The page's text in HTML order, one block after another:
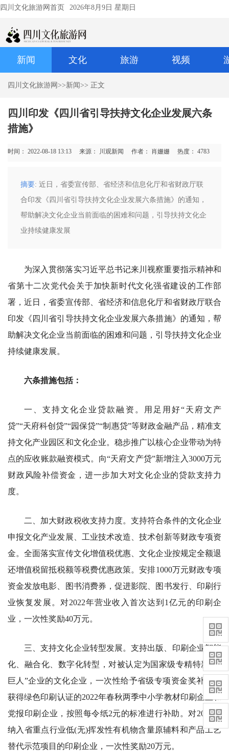
四川文化旅游网首页 2026年8月9日 星期日
新闻 文化 旅游 视频
四川文化旅游网 >>新闻>> 正文
四川印发《四川省引导扶持文化企业发展六条
措施》
时间： 2022-08-18 13:13 来源： 川观新闻 作者： 肖姗姗 热度： 4783
摘要: 近日，省委宣传部、省经济和信息化厅和省财政厅联
合印发《四川省引导扶持文化企业发展六条措施》的通知，
帮助解决文化企业当前面临的困难和问题，引导扶持文化企
业持续健康发展
为深入贯彻落实习近平总书记来川视察重要指示精神和
省第十二次党代会关于加快新时代文化强省建设的工作部
署，近日，省委宣传部、省经济和信息化厅和省财政厅联合
印发《四川省引导扶持文化企业发展六条措施》的通知，帮
助解决文化企业当前面临的困难和问题，引导扶持文化企业
持续健康发展。
六条措施包括：
一、支持文化企业贷款融资。用足用好“天府文产
贷”“天府科创贷”“园保贷”“制惠贷”等财政金融产品，精准支
持文化产业园区和文化企业。稳步推广以核心企业带动为特
点的应收账款融资模式。向“天府文产贷”新增注入3000万元
财政风险补偿资金，进一步加大对文化企业的贷款支持力
度。
二、加大财政税收支持力度。支持符合条件的文化企业
申报文化产业发展、工业技术改造、技术创新等财政专项资
金。全面落实宣传文化增值税优惠、文化企业按规定全额退
还增值税留抵税额等税费优惠政策。安排1000万元财政专项
资金发放电影、图书消费券，促进影院、图书发行、印刷行
业恢复发展。对2022年营业收入首次达到1亿元的印刷企
业，一次性奖励40万元。
三、支持文化企业转型发展。支持出版、印刷企业智能
化、融合化、数字化转型，对被认定为国家级专精特新“小
巨人”企业的文化企业，一次性给予省级专项资金奖补。对
获得绿色印刷认证的2022年春秋两季中小学教材印刷企业和
党报印刷企业，按照每令纸2元的标准进行补助。对2022年
纳入省重点行业低(无)挥发性有机物含量原辅料和产品工艺
替代示范项目的印刷企业，一次性奖励20万元。